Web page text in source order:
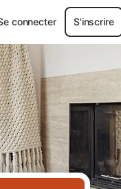
connecter S'inscrire